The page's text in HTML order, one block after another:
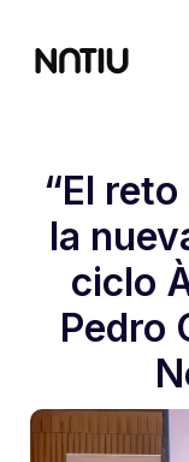
“El
la
ciclo
Pedro